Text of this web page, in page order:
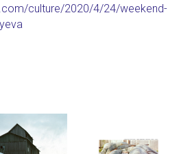
culture/2020/4/24/weekend-